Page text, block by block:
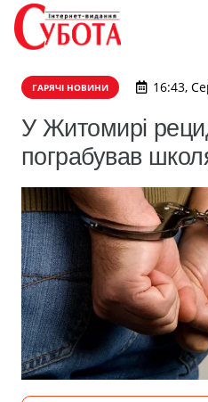
ГАРЯЧІ НОВИНИ 16:43,
У Житомирі
пограбував